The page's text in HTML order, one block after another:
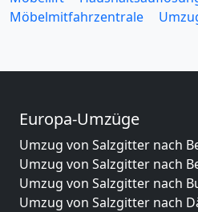
Möbelmitfahrzentrale
Europa-Umzüge
Umzug von Salzgitter nach
Umzug von Salzgitter nach
Umzug von Salzgitter nach
Umzug von Salzgitter nach